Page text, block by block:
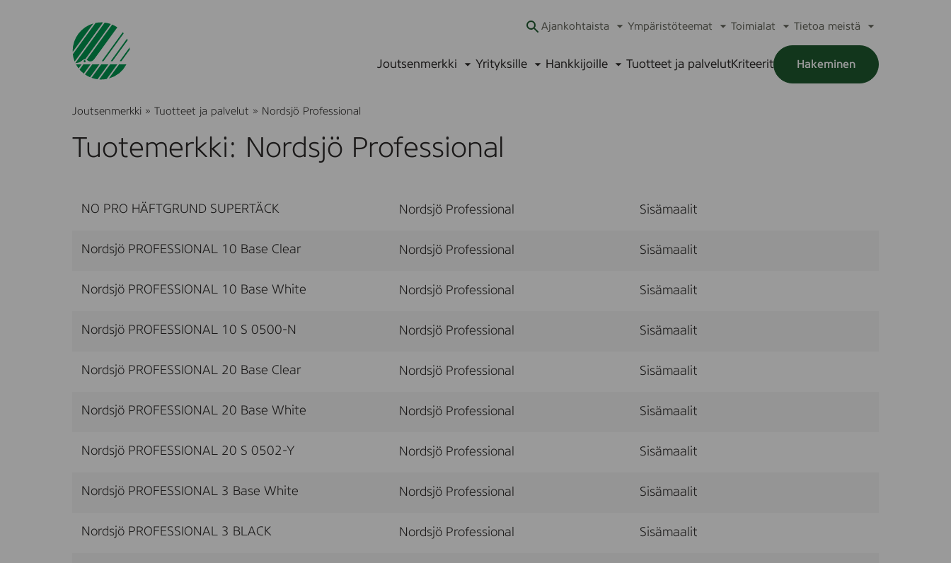
Ajankohtaista Ympäristöteemat Toimialat
alavalikko
Tietoa meistä
alavalikko
Joutsenmerkki Yrityksille Hankkijoille Tuotteet ja palvelutKriteerit Hakeminen
Joutsenmerkki » Tuotteet ja palvelut » Nordsjö Professional
Tuotemerkki: Nordsjö Professional
NO PRO HÄFTGRUND SUPERTÄCK Nordsjö Professional Sisämaalit
Nordsjö PROFESSIONAL 10 Base Clear Nordsjö Professional Sisämaalit
Nordsjö PROFESSIONAL 10 Base White Nordsjö Professional Sisämaalit
Nordsjö PROFESSIONAL 10 S 0500-N Nordsjö Professional Sisämaalit
Nordsjö PROFESSIONAL 20 Base Clear Nordsjö Professional Sisämaalit
Nordsjö PROFESSIONAL 20 Base White Nordsjö Professional Sisämaalit
Nordsjö PROFESSIONAL 20 S 0502-Y Nordsjö Professional Sisämaalit
Nordsjö PROFESSIONAL 3 Base White Nordsjö Professional Sisämaalit
Nordsjö PROFESSIONAL 3 BLACK Nordsjö Professional Sisämaalit